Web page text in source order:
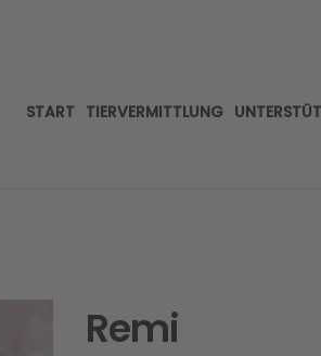
START TIERVERMITTLUNG
Remi